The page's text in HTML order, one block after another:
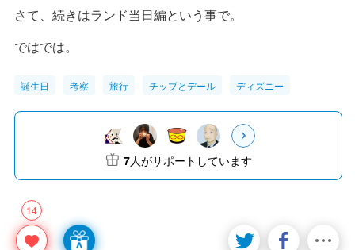
さて、続きはランド当日編という事で。
ではでは。
誕生日 考察 旅行 チップとデール ディズニー
14
7人がサポートしています